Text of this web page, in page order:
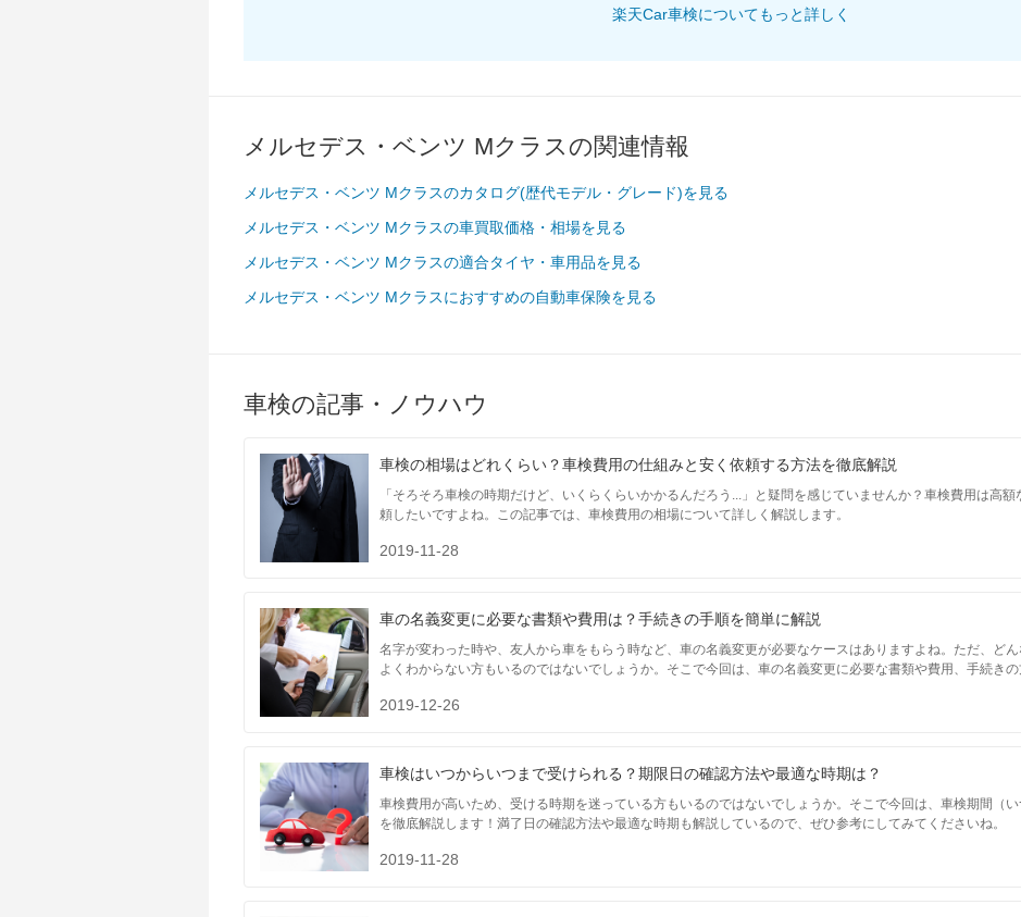
楽天Car車検についてもっと詳しく
メルセデス・ベンツ Mクラスの関連情報
メルセデス・ベンツ Mクラスのカタログ(歴代モデル・グレード)を見る
メルセデス・ベンツ Mクラスの車買取価格・相場を見る
メルセデス・ベンツ Mクラスの適合タイヤ・車用品を見る
メルセデス・ベンツ Mクラスにおすすめの自動車保険を見る
車検の記事・ノウハウ
車検の相場はどれくらい？車検費用の仕組みと安く依頼する方法を徹底解説
「そろそろ車検の時期だけど、いくらくらいかかるんだろう...」と疑問を感じていませんか？車検費用は高
頼したいですよね。この記事では、車検費用の相場について詳しく解説します。
2019-11-28
車の名義変更に必要な書類や費用は？手続きの手順を簡単に解説
名字が変わった時や、友人から車をもらう時など、車の名義変更が必要なケースはありますよね。ただ、ど
よくわからない方もいるのではないでしょうか。そこで今回は、車の名義変更に必要な書類や費用、手続きの
2019-12-26
車検はいつからいつまで受けられる？期限日の確認方法や最適な時期は？
車検費用が高いため、受ける時期を迷っている方もいるのではないでしょうか。そこで今回は、車検期間（い
を徹底解説します！満了日の確認方法や最適な時期も解説しているので、ぜひ参考にしてみてくださいね。
2019-11-28